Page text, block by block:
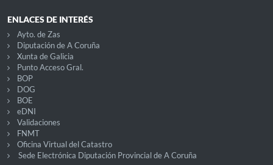
ENLACES DE INTERÉS
Ayto. de Zas
Diputación de A Coruña
Xunta de Galicia
Punto Acceso Gral.
BOP
DOG
BOE
eDNI
Validaciones
FNMT
Oficina Virtual del Catastro
Sede Electrónica Diputación Provincial de A Coruña